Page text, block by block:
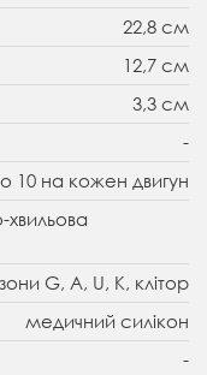
22,8 см
12,7 см
3,3 см
-
10 на кожен двигун
хвильова
G, A, U, K, клітор
медичний силікон
-